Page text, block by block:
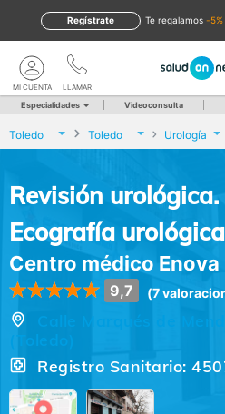
te regalamos -
Regístrate
LLAMAR
MI CUENTA
Especialidades Videoconsulta
Toledo Toledo Urología
Revisión
Ecografía urológica
Centro médico Enova
9,7 (7
Registro Sanitario: